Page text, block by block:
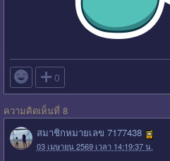
 0
ความคิดเห็นที่ 8
สมาชิกหมายเลข 7177438
03 เมษายน 2569 เวลา 14:19:37 น.